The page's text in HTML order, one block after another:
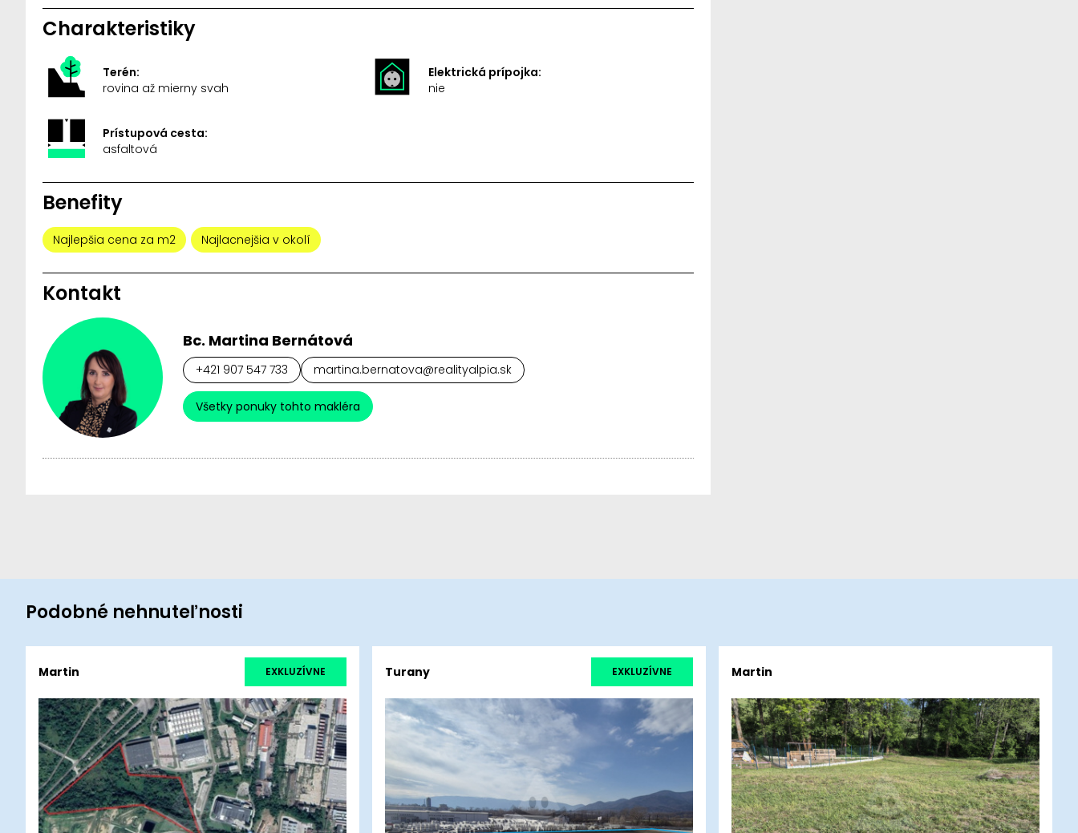
Charakteristiky
Terén:
rovina až mierny svah
Elektrická prípojka:
nie
Prístupová cesta:
asfaltová
Benefity
Najlepšia cena za m2 Najlacnejšia v okolí
Kontakt
Bc. Martina Bernátová
+421 907 547 733 martina.bernatova@realityalpia.sk
Všetky ponuky tohto makléra
Podobné nehnuteľnosti
Martin EXKLUZÍVNE Turany EXKLUZÍVNE Martin